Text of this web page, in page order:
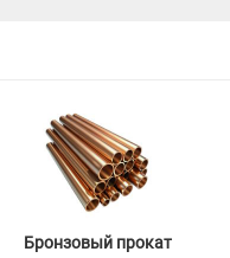
Бронзовый прокат